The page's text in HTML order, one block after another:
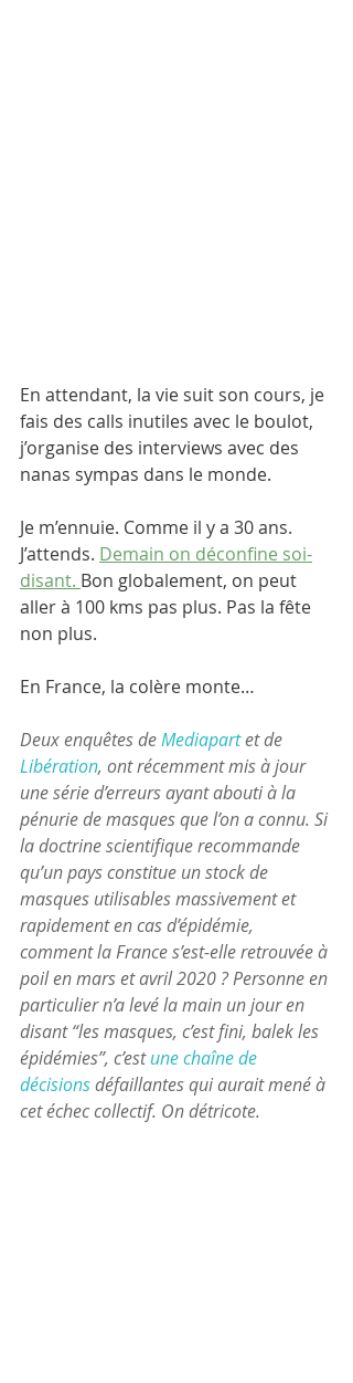
En attendant, la vie suit son cours, je
fais des calls inutiles avec le boulot,
j’organise des interviews avec des
nanas sympas dans le monde.
Je m’ennuie. Comme il y a 30 ans.
J’attends. Demain on déconfine soi-
disant. Bon globalement, on peut
aller à 100 kms pas plus. Pas la fête
non plus.
En France, la colère monte…
Deux enquêtes de Mediapart et de
Libération, ont récemment mis à jour
une série d’erreurs ayant abouti à la
pénurie de masques que l’on a connu. Si
la doctrine scientifique recommande
qu’un pays constitue un stock de
masques utilisables massivement et
rapidement en cas d’épidémie,
comment la France s’est-elle retrouvée à
poil en mars et avril 2020 ? Personne en
particulier n’a levé la main un jour en
disant “les masques, c’est fini, balek les
épidémies”, c’est une chaîne de
décisions défaillantes qui aurait mené à
cet échec collectif. On détricote.